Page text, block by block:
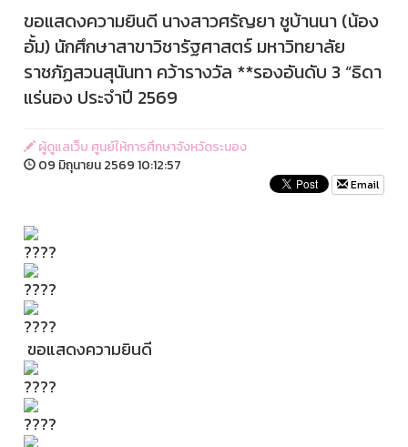
ขอแสดงความยินดี นางสาวศรัญยา ชูบ้านนา (น้อง
อั้ม) นักศึกษาสาขาวิชารัฐศาสตร์ มหาวิทยาลัย
ราชภัฏสวนสุนันทา คว้ารางวัล **รองอันดับ 3 “ธิดา
แร่นอง ประจำปี 2569
ผู้ดูแลเว็บ ศูนย์ให้การศึกษาจังหวัดระนอง
09 มิถุนายน 2569 10:12:57
Email
ขอแสดงความยินดี